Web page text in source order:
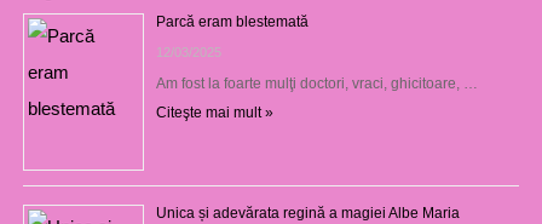
Parcă eram blestemată
12/03/2025
Am fost la foarte mulţi doctori, vraci, ghicitoare, …
Citeşte mai mult »
Unica și adevărata regină a magiei Albe Maria